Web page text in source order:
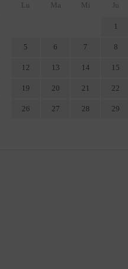
Lu Ma Mi Ju
1
5 6 7 8
12 13 14 15
19 20 21 22
26 27 28 29